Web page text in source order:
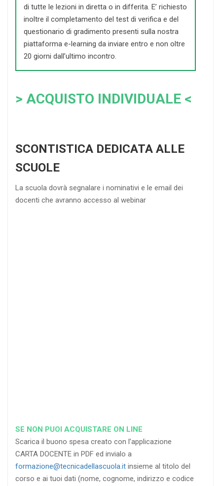
di tutte le lezioni in diretta o in differita. E’ richiesto
inoltre il completamento del test di verifica e del
questionario di gradimento presenti sulla nostra
piattaforma e-learning da inviare entro e non oltre
20 giorni dall’ultimo incontro.
> ACQUISTO INDIVIDUALE <
SCONTISTICA DEDICATA ALLE
SCUOLE
La scuola dovrà segnalare i nominativi e le email dei
docenti che avranno accesso al webinar
SE NON PUOI ACQUISTARE ON LINE
Scarica il buono spesa creato con l’applicazione
CARTA DOCENTE in PDF ed invialo a
formazione@tecnicadellascuola.it insieme al titolo del
corso e ai tuoi dati (nome, cognome, indirizzo e codice